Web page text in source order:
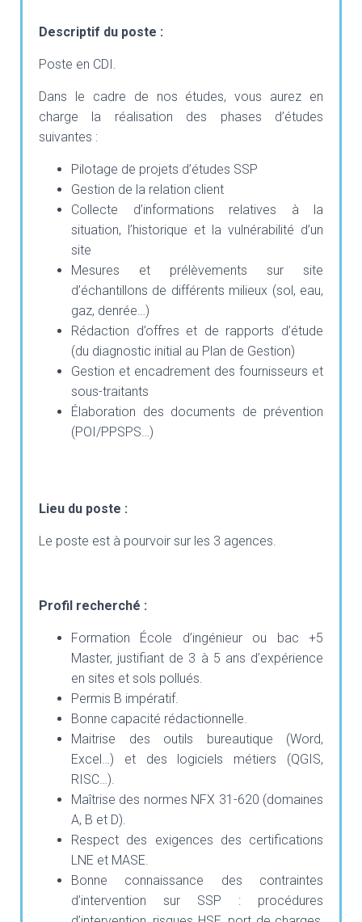
Descriptif du poste :
Poste en CDI.
Dans le cadre de nos études, vous aurez en
charge la réalisation des phases d’études
suivantes :
Pilotage de projets d’études SSP
Gestion de la relation client
Collecte d’informations relatives à la
situation, l’historique et la vulnérabilité d’un
site
Mesures et prélèvements sur site
d’échantillons de différents milieux (sol, eau,
gaz, denrée…)
Rédaction d’offres et de rapports d’étude
(du diagnostic initial au Plan de Gestion)
Gestion et encadrement des fournisseurs et
sous-traitants
Élaboration des documents de prévention
(POI/PPSPS…)
Lieu du poste :
Le poste est à pourvoir sur les 3 agences.
Profil recherché :
Formation École d’ingénieur ou bac +5
Master, justifiant de 3 à 5 ans d’expérience
en sites et sols pollués.
Permis B impératif.
Bonne capacité rédactionnelle.
Maitrise des outils bureautique (Word,
Excel…) et des logiciels métiers (QGIS,
RISC…).
Maîtrise des normes NFX 31-620 (domaines
A, B et D).
Respect des exigences des certifications
LNE et MASE.
Bonne connaissance des contraintes
d’intervention sur SSP : procédures